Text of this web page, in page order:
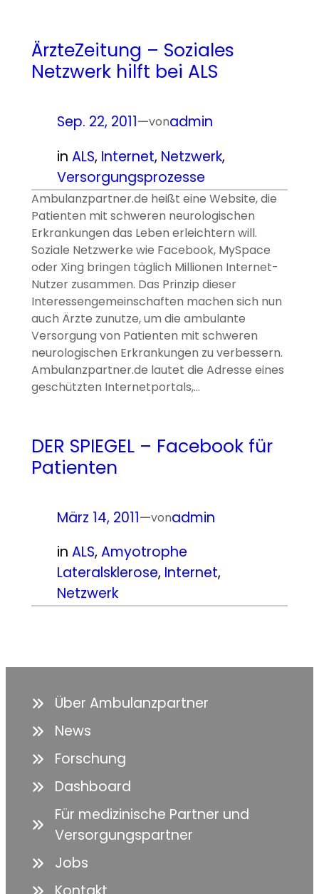
ÄrzteZeitung – Soziales
Netzwerk hilft bei ALS
Sep. 22, 2011—vonadmin
in ALS, Internet, Netzwerk
Versorgungsprozesse
Ambulanzpartner.de heißt eine Website, die
Patienten mit schweren neurologischen
Erkrankungen das Leben erleichtern will.
Soziale Netzwerke wie Facebook, MySpace
oder Xing bringen täglich Millionen Internet-
Nutzer zusammen. Das Prinzip dieser
Interessengemeinschaften machen sich nun
auch Ärzte zunutze, um die ambulante
Versorgung von Patienten mit schweren
neurologischen Erkrankungen zu verbessern.
Ambulanzpartner.de lautet die Adresse eines
geschützten Internetportals,…
DER SPIEGEL – Facebook für
Patienten
März 14, 2011—vonadmin
in ALS, Amyotrophe
Lateralsklerose, Internet
Netzwerk
Über Ambulanzpartner
News
Forschung
Dashboard
Für medizinische Partner und
Versorgungspartner
Jobs